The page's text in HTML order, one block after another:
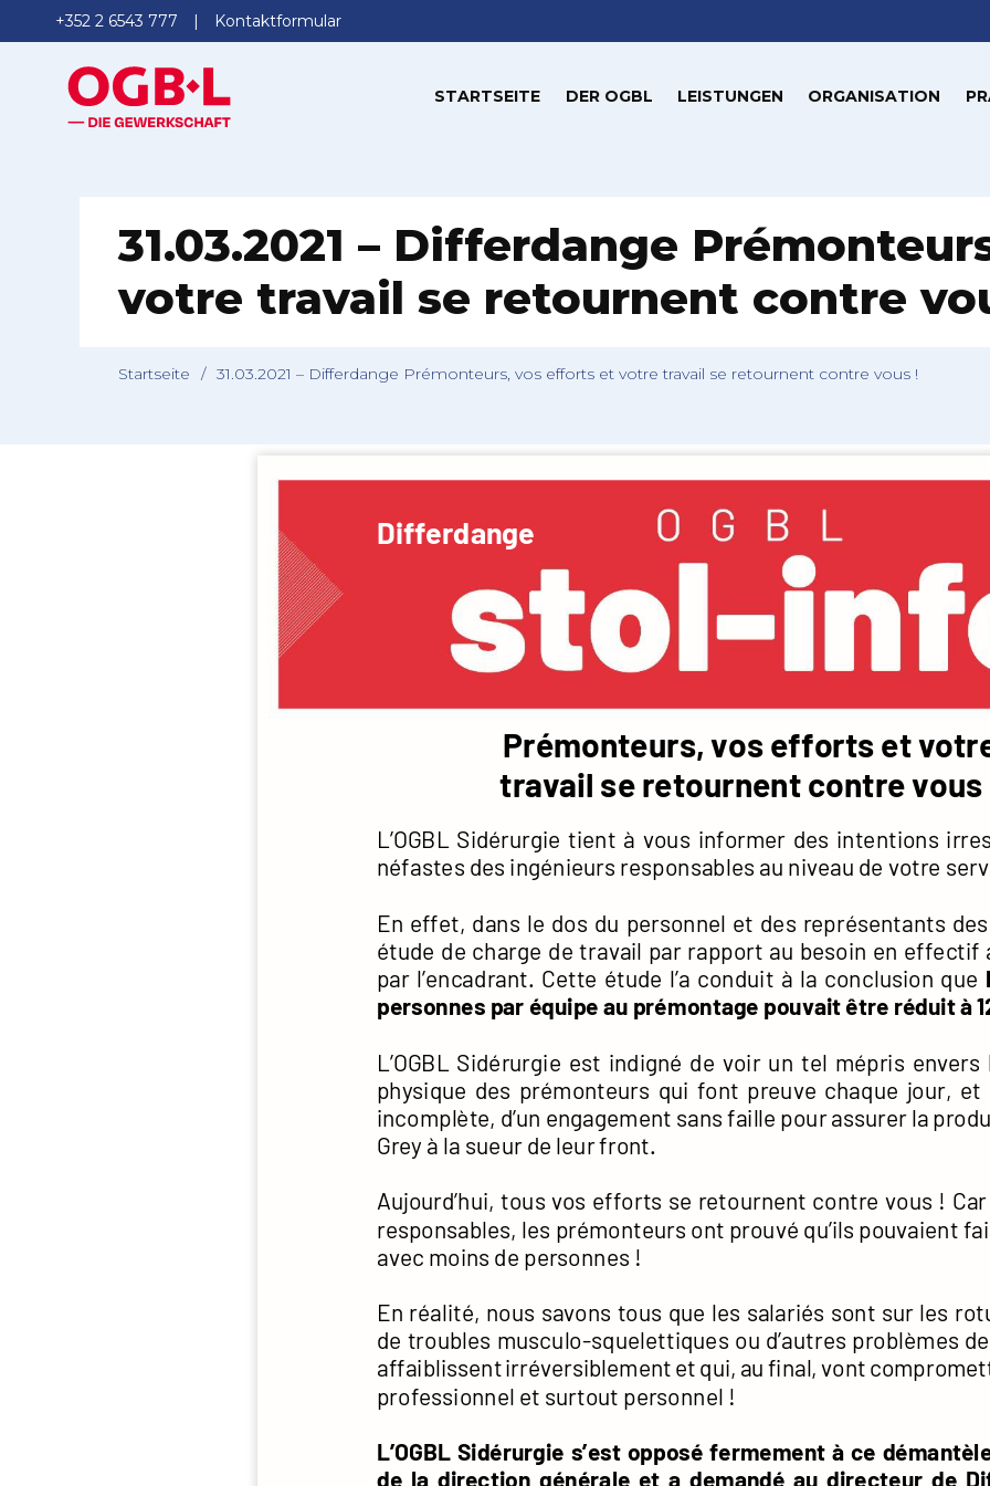
+352 2 6543 777 Kontaktformular
STARTSEITE DER OGBL LEISTUNGEN ORGANISATION
31.03.2021 – Differdange
votre travail se retournent contre
Startseite / 31.03.2021 – Differdange Prémonteurs, vos efforts et votre travail se retournent contre vous !